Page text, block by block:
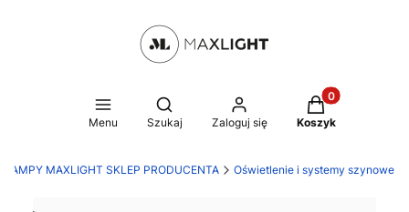
Menu
Otwórz wyszukiwarkę
Szukaj Zaloguj się
Produkty w
Koszyk
LAMPY MAXLIGHT SKLEP PRODUCENTA Oświetlenie i systemy szynowe